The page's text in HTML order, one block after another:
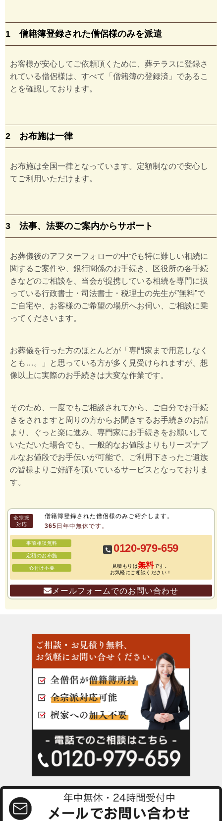
1 僧籍簿登録された僧侶様のみを派遣
お客様が安心してご依頼頂くために、葬テラスに登録さ
れている僧侶様は、すべて「僧籍簿の登録済」であるこ
とを確認しております。
2 お布施は一律
お布施は全国一律となっています。定額制なので安心し
てご利用いただけます。
3 法事、法要のご案内からサポート
お葬儀後のアフターフォローの中でも特に難しい相続に
関するご案件や、銀行関係のお手続き、区役所の各手続
きなどのご相談を、当会が提携している相続を専門に扱
っている行政書士・司法書士・税理士の先生が”無料”で
ご自宅や、お客様のご希望の場所へお伺い、ご相談に乗
ってくださいます。
お葬儀を行った方のほとんどが「専門家まで用意しなく
とも…。」と思っている方が多く見受けられますが、想
像以上に実際のお手続きは大変な作業です。
そのため、一度でもご相談されてから、ご自分でお手続
きをされますと周りの方からお聞きするお手続きのお話
より、ぐっと楽に進み、専門家にお手続きをお願いして
いただいた場合でも、一般的なお値段よりもリーズナブ
ルなお値段でお手伝いが可能で、ご利用下さったご遺族
の皆様よりご好評を頂いているサービスとなっておりま
す。
全宗派
対応
僧籍簿登録された僧侶様のみご紹介します。
365日年中無休です。
事前相談無料
定額のお布施
心付け不要
0120-979-659
見積もりは無料です。
お気軽にご相談ください！
メールフォームでのお問い合わせ